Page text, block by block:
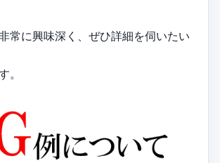
常に興味深く、ぜひ詳細を伺いたい
。